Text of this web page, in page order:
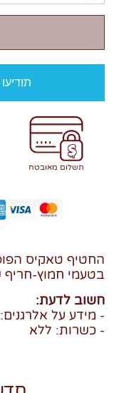
תשלום מאובטח
החטיף טאקיס
בטעמי חמוץ-חריף
חשוב לדעת:
- מידע על
- כשרות: ללא